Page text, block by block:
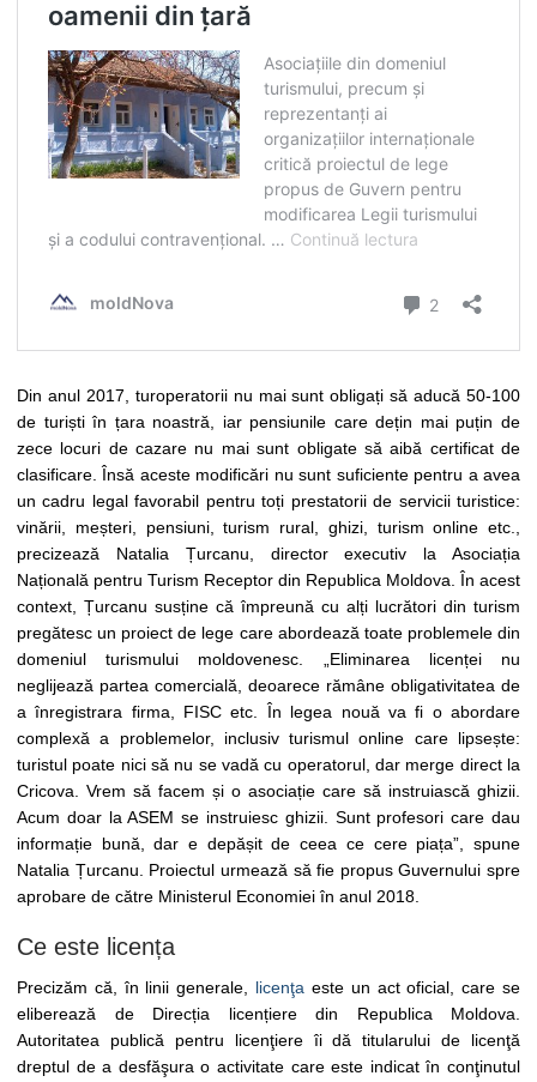
Din anul 2017, turoperatorii nu mai sunt obligați să aducă 50-100
de turiști în țara noastră, iar pensiunile care dețin mai puțin de
zece locuri de cazare nu mai sunt obligate să aibă certificat de
clasificare. Însă aceste modificări nu sunt suficiente pentru a avea
un cadru legal favorabil pentru toți prestatorii de servicii turistice:
vinării, meșteri, pensiuni, turism rural, ghizi, turism online etc.,
precizează Natalia Țurcanu, director executiv la Asociația
Națională pentru Turism Receptor din Republica Moldova. În acest
context, Țurcanu susține că împreună cu alți lucrători din turism
pregătesc un proiect de lege care abordează toate problemele din
domeniul turismului moldovenesc. „Eliminarea licenței nu
neglijează partea comercială, deoarece rămâne obligativitatea de
a înregistrara firma, FISC etc. În legea nouă va fi o abordare
complexă a problemelor, inclusiv turismul online care lipsește:
turistul poate nici să nu se vadă cu operatorul, dar merge direct la
Cricova. Vrem să facem și o asociație care să instruiască ghizii.
Acum doar la ASEM se instruiesc ghizii. Sunt profesori care dau
informație bună, dar e depășit de ceea ce cere piața”, spune
Natalia Țurcanu. Proiectul urmează să fie propus Guvernului spre
aprobare de către Ministerul Economiei în anul 2018.
Ce este licența
Precizăm că, în linii generale, licenţa este un act oficial, care se
eliberează de Direcția licențiere din Republica Moldova.
Autoritatea publică pentru licenţiere îi dă titularului de licenţă
dreptul de a desfăşura o activitate care este indicat în conţinutul